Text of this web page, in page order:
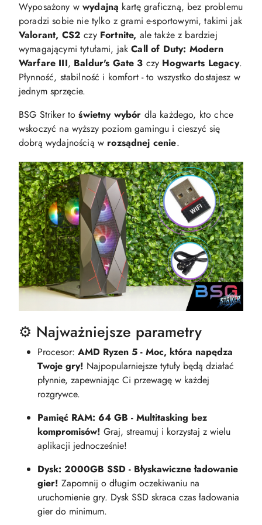
Wyposażony wwydajną kartę graficzną, bez problemu
poradzi sobie nie tylko z grami e-sportowymi, takimi jak
Valorant, CS2 czy Fortnite, ale także z bardziej
wymagającymi tytułami, jakCall of Duty: Modern
Warfare III, Baldur's Gate 3 czy Hogwarts Legacy.
Płynność, stabilność i komfort - to wszystko dostajesz w
jednym sprzęcie.
BSG Striker toświetny wybór dla każdego, kto chce
wskoczyć na wyższy poziom gamingu i cieszyć się
dobrą wydajnością w rozsądnej cenie.
⚙️ Najważniejsze parametry
Procesor: AMD Ryzen 5 - Moc, która napędza
Twoje gry! Najpopularniejsze tytuły będą działać
płynnie, zapewniając Ci przewagę w każdej
rozgrywce.
Pamięć RAM: 64 GB - Multitasking bez
kompromisów! Graj, streamuj i korzystaj z wielu
aplikacji jednocześnie!
Dysk: 2000GB SSD - Błyskawiczne ładowanie
gier! Zapomnij o długim oczekiwaniu na
uruchomienie gry. Dysk SSD skraca czas ładowania
gier do minimum.